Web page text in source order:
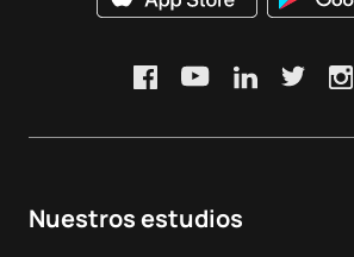
Nuestros estudios